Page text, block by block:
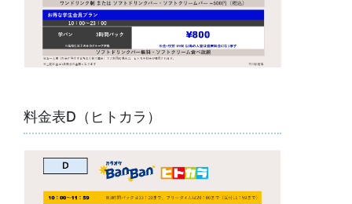
料金表D（ヒトカラ）